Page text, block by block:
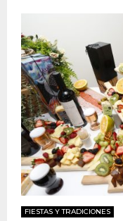
FIESTAS Y TRADICIONES